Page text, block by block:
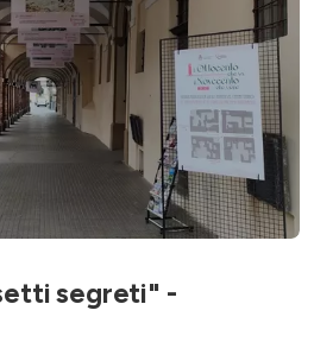
segreti" -